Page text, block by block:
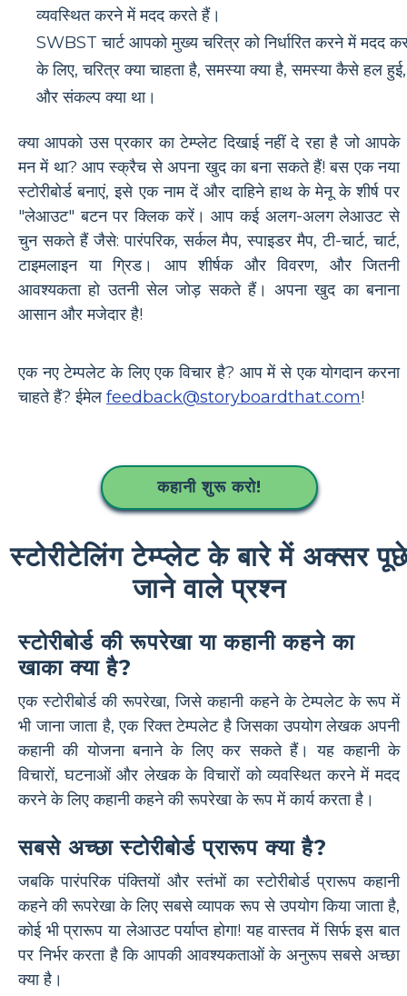
व्यवस्थित करने में मदद करते हैं।
SWBST चार्ट आपको मुख्य चरित्र को निर्धारित करने में मदद
के लिए, चरित्र क्या चाहता है, समस्या क्या है, समस्या कैसे हल हुई,
और संकल्प क्या था।
क्या आपको उस प्रकार का टेम्प्लेट दिखाई नहीं दे रहा है जो आपके
मन में था? आप स्क्रैच से अपना खुद का बना सकते हैं! बस एक नया
स्टोरीबोर्ड बनाएं, इसे एक नाम दें और दाहिने हाथ के मेनू के शीर्ष पर
"लेआउट" बटन पर क्लिक करें। आप कई अलग-अलग लेआउट से
चुन सकते हैं जैसे: पारंपरिक, सर्कल मैप, स्पाइडर मैप, टी-चार्ट, चार्ट,
टाइमलाइन या ग्रिड। आप शीर्षक और विवरण, और जितनी
आवश्यकता हो उतनी सेल जोड़ सकते हैं। अपना खुद का बनाना
आसान और मजेदार है!
एक नए टेम्पलेट के लिए एक विचार है? आप में से एक योगदान करना
चाहते हैं? ईमेल feedback@storyboardthat.com!
कहानी शुरू करो!
स्टोरीटेलिंग टेम्प्लेट के बारे में अक्सर
जाने वाले प्रश्न
स्टोरीबोर्ड की रूपरेखा या कहानी कहने का
खाका क्या है?
एक स्टोरीबोर्ड की रूपरेखा, जिसे कहानी कहने के टेम्पलेट के रूप में
भी जाना जाता है, एक रिक्त टेम्पलेट है जिसका उपयोग लेखक अपनी
कहानी की योजना बनाने के लिए कर सकते हैं। यह कहानी के
विचारों, घटनाओं और लेखक के विचारों को व्यवस्थित करने में मदद
करने के लिए कहानी कहने की रूपरेखा के रूप में कार्य करता है।
सबसे अच्छा स्टोरीबोर्ड प्रारूप क्या है?
जबकि पारंपरिक पंक्तियों और स्तंभों का स्टोरीबोर्ड प्रारूप कहानी
कहने की रूपरेखा के लिए सबसे व्यापक रूप से उपयोग किया जाता है,
कोई भी प्रारूप या लेआउट पर्याप्त होगा! यह वास्तव में सिर्फ इस बात
पर निर्भर करता है कि आपकी आवश्यकताओं के अनुरूप सबसे अच्छा
क्या है।